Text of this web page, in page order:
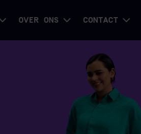
OVER ONS CONTACT